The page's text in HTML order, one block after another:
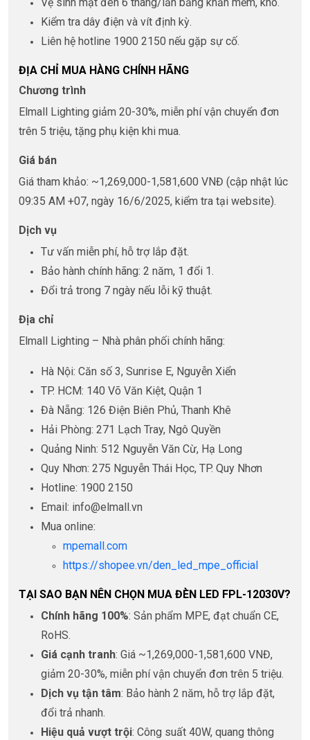
Vệ sinh mặt đèn 6 tháng/lần bằng khăn mềm, khô.
Kiểm tra dây điện và vít định kỳ.
Liên hệ hotline 1900 2150 nếu gặp sự cố.
ĐỊA CHỈ MUA HÀNG CHÍNH HÃNG
Chương trình
Elmall Lighting giảm 20-30%, miễn phí vận chuyển đơn
trên 5 triệu, tặng phụ kiện khi mua.
Giá bán
Giá tham khảo: ~1,269,000-1,581,600 VNĐ (cập nhật lúc
09:35 AM +07, ngày 16/6/2025, kiểm tra tại website).
Dịch vụ
Tư vấn miễn phí, hỗ trợ lắp đặt.
Bảo hành chính hãng: 2 năm, 1 đổi 1.
Đổi trả trong 7 ngày nếu lỗi kỹ thuật.
Địa chỉ
Elmall Lighting – Nhà phân phối chính hãng:
Hà Nội: Căn số 3, Sunrise E, Nguyễn Xiển
TP. HCM: 140 Võ Văn Kiệt, Quận 1
Đà Nẵng: 126 Điện Biên Phủ, Thanh Khê
Hải Phòng: 271 Lạch Tray, Ngô Quyền
Quảng Ninh: 512 Nguyễn Văn Cừ, Hạ Long
Quy Nhơn: 275 Nguyễn Thái Học, TP. Quy Nhơn
Hotline: 1900 2150
Email: info@elmall.vn
Mua online:
mpemall.com
https://shopee.vn/den_led_mpe_official
TẠI SAO BẠN NÊN CHỌN MUA ĐÈN LED FPL-12030V?
Chính hãng 100%: Sản phẩm MPE, đạt chuẩn CE,
RoHS.
Giá cạnh tranh: Giá ~1,269,000-1,581,600 VNĐ,
giảm 20-30%, miễn phí vận chuyển đơn trên 5 triệu.
Dịch vụ tận tâm: Bảo hành 2 năm, hỗ trợ lắp đặt,
đổi trả nhanh.
Hiệu quả vượt trội: Công suất 40W, quang thông